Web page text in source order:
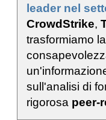
leader nel
CrowdStrike,
trasformiamo
sull'analisi di
rigorosa peer-